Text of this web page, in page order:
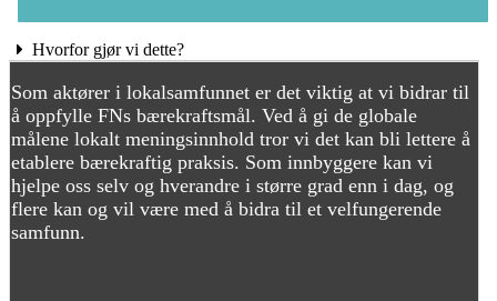
Hvorfor gjør vi dette?
Som aktører i lokalsamfunnet er det viktig at vi bidrar til
å oppfylle FNs bærekraftsmål. Ved å gi de globale
målene lokalt meningsinnhold tror vi det kan bli lettere å
etablere bærekraftig praksis. Som innbyggere kan vi
hjelpe oss selv og hverandre i større grad enn i dag, og
flere kan og vil være med å bidra til et velfungerende
samfunn.